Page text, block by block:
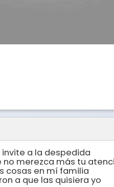
a la despedida
no merezca más tu
cosas en mí familia
a que las quisiera yo